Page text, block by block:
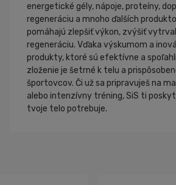
energetické gély, nápoje, proteíny,
regeneráciu a mnoho ďalších
pomáhajú zlepšiť výkon, zvýšiť
regeneráciu. Vďaka výskumom a
produkty, ktoré sú efektívne a
zloženie je šetrné k telu a
športovcov. Či už sa pripravuješ na
alebo intenzívny tréning, SiS ti
tvoje telo potrebuje.